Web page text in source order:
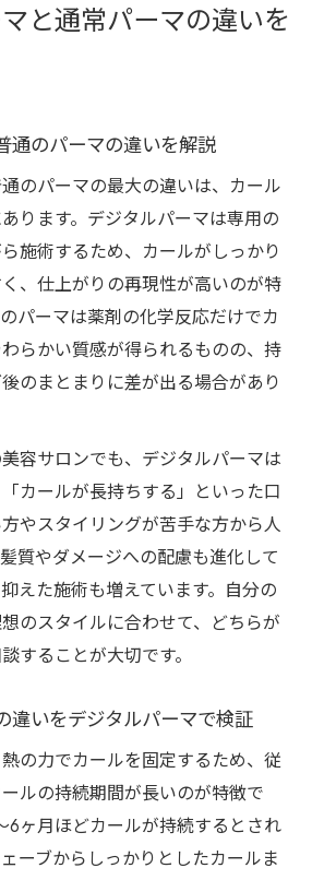
と通常パーマの違いを
通のパーマの違いを解説
のパーマの最大の違いは、カール
ります。デジタルパーマは専用の
施術するため、カールがしっかり
、仕上がりの再現性が高いのが特
パーマは薬剤の化学反応だけでカ
らかい質感が得られるものの、持
のまとまりに差が出る場合があり
容サロンでも、デジタルパーマは
「カールが長持ちする」といった口
やスタイリングが苦手な方から人
質やダメージへの配慮も進化して
えた施術も増えています。自分の
のスタイルに合わせて、どちらが
することが大切です。
違いをデジタルパーマで検証
の力でカールを固定するため、従
ルの持続期間が長いのが特徴で
6ヶ月ほどカールが持続するとされ
ーブからしっかりとしたカールま